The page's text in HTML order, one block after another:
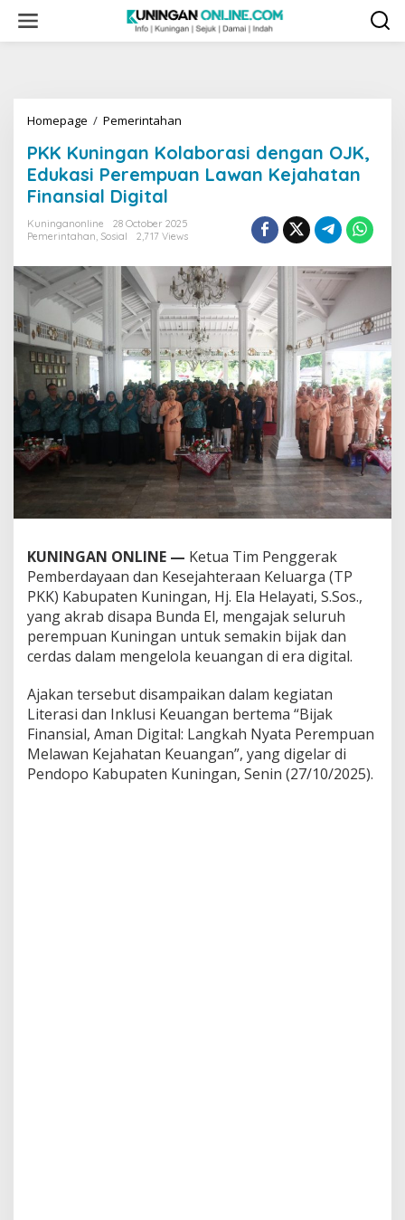
content
Homepage / Pemerintahan
Kolaborasi
dengan
OJK,
Perempuan
Lawan
Finansial
Digital
PKK Kuningan Kolaborasi dengan OJK,
Edukasi Perempuan Lawan Kejahatan
Finansial Digital
Kuninganonline
28 October 2025
Pemerintahan, Sosial 2,717 Views
KUNINGAN ONLINE — Ketua Tim Penggerak
Pemberdayaan dan Kesejahteraan Keluarga (TP
PKK) Kabupaten Kuningan, Hj. Ela Helayati, S.Sos.,
yang akrab disapa Bunda El, mengajak seluruh
perempuan Kuningan untuk semakin bijak dan
cerdas dalam mengelola keuangan di era digital.
Ajakan tersebut disampaikan dalam kegiatan
Literasi dan Inklusi Keuangan bertema “Bijak
Finansial, Aman Digital: Langkah Nyata Perempuan
Melawan Kejahatan Keuangan”, yang digelar di
Pendopo Kabupaten Kuningan, Senin (27/10/2025).